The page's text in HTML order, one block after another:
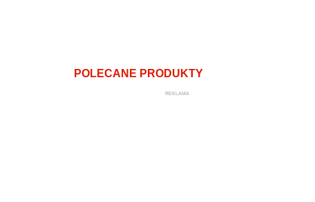
POLECANE PRODUKTY
REKLAMA